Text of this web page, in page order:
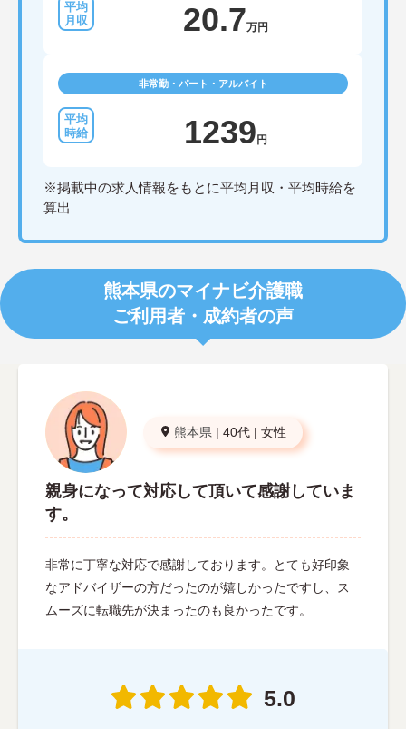
20.7万円
非常勤・パート・アルバイト
1239 円
※掲載中の求人情報をもとに平均月収・平均時給を
算出
熊本県のマイナビ介護職
ご利用者・成約者の声
熊本県 | 40代 | 女性
親身になって対応して頂いて感謝していま
す。
非常に丁寧な対応で感謝しております。とても好印象
なアドバイザーの方だったのが嬉しかったですし、ス
ムーズに転職先が決まったのも良かったです。
5.0